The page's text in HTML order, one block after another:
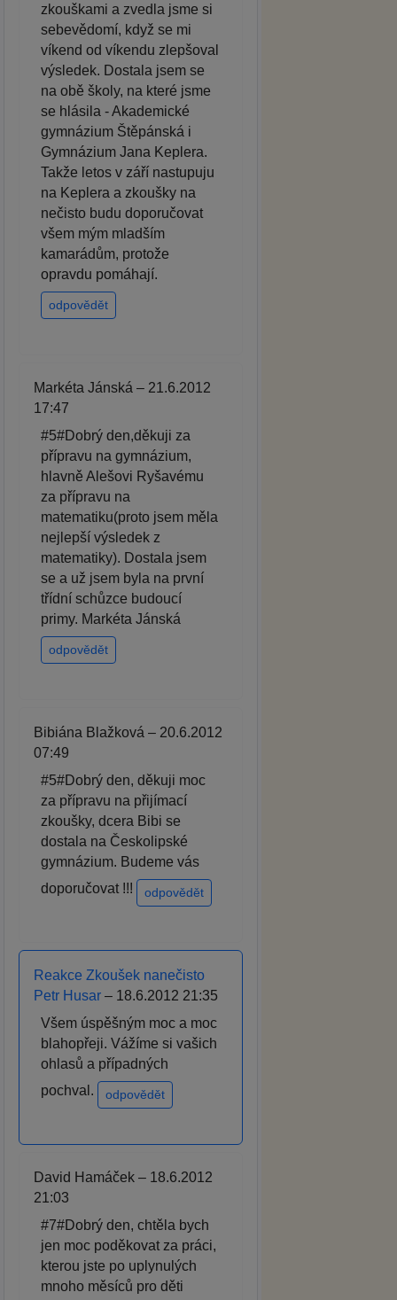
zkouškami a zvedla jsme si
sebevědomí, když se mi
víkend od víkendu zlepšoval
výsledek. Dostala jsem se
na obě školy, na které jsme
se hlásila - Akademické
gymnázium Štěpánská i
Gymnázium Jana Keplera.
Takže letos v září nastupuju
na Keplera a zkoušky na
nečisto budu doporučovat
všem mým mladším
kamarádům, protože
opravdu pomáhají.
odpovědět
Markéta Jánská – 21.6.2012
17:47
#5#Dobrý den,děkuji za
přípravu na gymnázium,
hlavně Alešovi Ryšavému
za přípravu na
matematiku(proto jsem měla
nejlepší výsledek z
matematiky). Dostala jsem
se a už jsem byla na první
třídní schůzce budoucí
primy. Markéta Jánská
odpovědět
Bibiána Blažková – 20.6.2012
07:49
#5#Dobrý den, děkuji moc
za přípravu na přijímací
zkoušky, dcera Bibi se
dostala na Českolipské
gymnázium. Budeme vás
doporučovat !!!
odpovědět
Reakce Zkoušek nanečisto
Petr Husar – 18.6.2012 21:35
Všem úspěšným moc a moc
blahopřeji. Vážíme si vašich
ohlasů a případných
pochval.
odpovědět
David Hamáček – 18.6.2012
21:03
#7#Dobrý den, chtěla bych
jen moc poděkovat za práci,
kterou jste po uplynulých
mnoho měsíců pro děti